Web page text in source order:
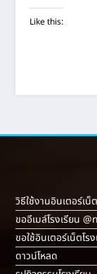
Like this:
วิธีใช้งานอินเตอร์เน็ต
ขออีเมล์โรงเรียน
ขอใช้อินเตอร์เน็ตโร
ดาวน์โหลด